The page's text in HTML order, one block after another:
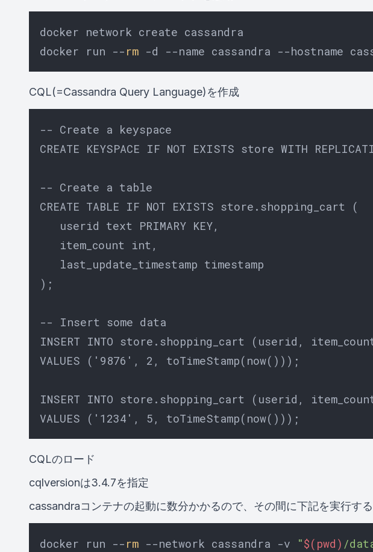
docker network create cassandra
docker run -- rm
CQL(=Cassandra Query Language)を作成
-- Create a keyspace
CREATE KEYSPACE IF NOT EXISTS store WITH
-- Create a table
CREATE TABLE IF NOT EXISTS store.shopping_cart (
   userid text PRIMARY KEY,
   item_count int,
   last_update_timestamp timestamp
);
-- Insert some data
INSERT INTO store.shopping_cart (userid,
VALUES ('9876', 2, toTimeStamp(now()));
INSERT INTO store.shopping_cart (userid,
CQLのロード
cqlversionは3.4.7を指定
cassandraコンテナの起動に数分かかるので、その間に下記を実行す
docker run -- rm --network cassandra -v "$(pwd) /